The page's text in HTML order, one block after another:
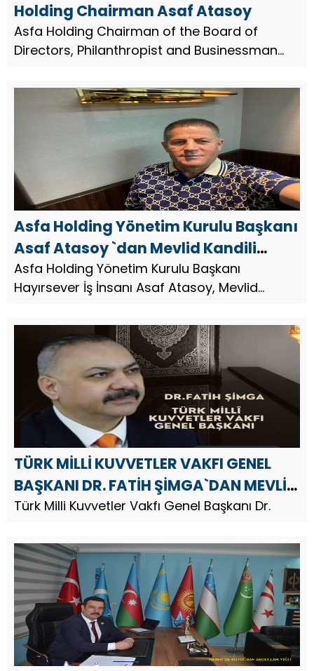
Holding Chairman Asaf Atasoy
Asfa Holding Chairman of the Board of
Directors, Philanthropist and Businessman
occasion of Mawlid Kandili.
Asfa Holding Yönetim Kurulu Başkanı
Asaf Atasoy `dan Mevlid Kandili
Mesajı
Asfa Holding Yönetim Kurulu Başkanı
Hayırsever İş İnsanı Asaf Atasoy, Mevlid
TÜRK MİLLİ KUVVETLER VAKFI GENEL
BAŞKANI DR. FATİH ŞİMGA`DAN MEVLİD
KANDİLİ MESAJI
Türk Milli Kuvvetler Vakfı Genel Başkanı Dr.